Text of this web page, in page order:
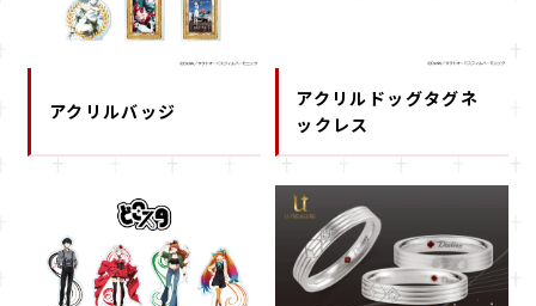
アクリルバッジ
アクリルドッグタグネ
ックレス